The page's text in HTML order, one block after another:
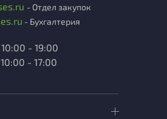
- Отдел закупок
- Бухгалтерия
10:00 - 19:00
10:00 - 17:00